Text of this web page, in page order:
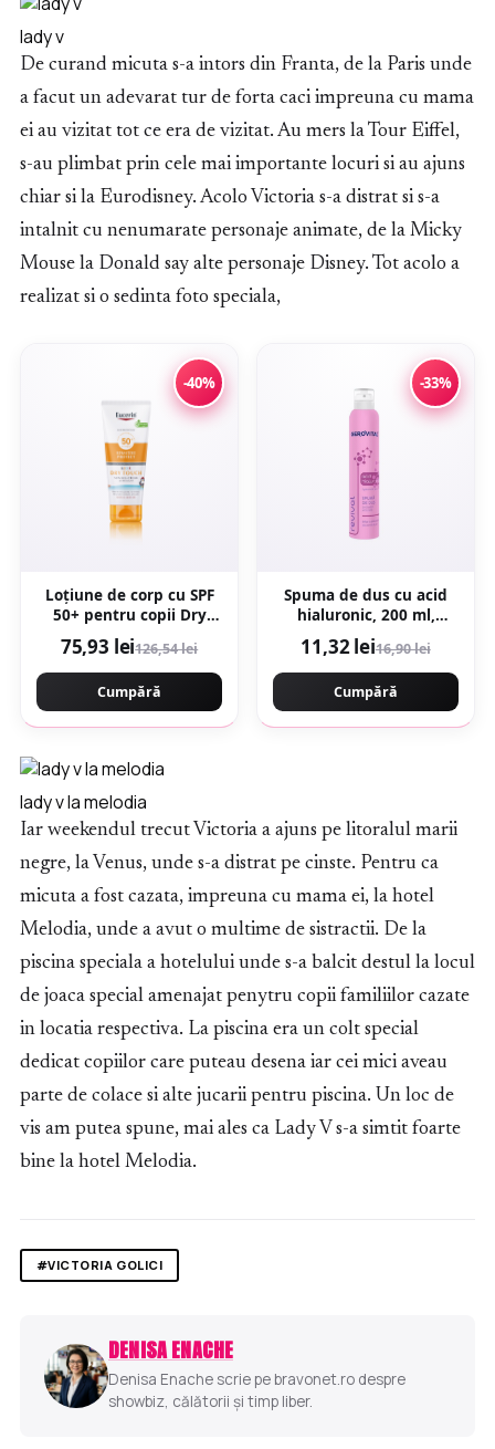
lady v
De curand micuta s-a intors din Franta, de la Paris unde
a facut un adevarat tur de forta caci impreuna cu mama
ei au vizitat tot ce era de vizitat. Au mers la Tour Eiffel,
s-au plimbat prin cele mai importante locuri si au ajuns
chiar si la Eurodisney. Acolo Victoria s-a distrat si s-a
intalnit cu nenumarate personaje animate, de la Micky
Mouse la Donald say alte personaje Disney. Tot acolo a
realizat si o sedinta foto speciala,
-40%
Loțiune de corp cu SPF
50+ pentru copii Dry
Touch, 200 ml, Eucerin
75,93 lei126,54 lei
Cumpără
-33%
Spuma de dus cu acid
hialuronic, 200 ml,
Gerovital
11,32 lei16,90 lei
Cumpără
lady v la melodia
Iar weekendul trecut Victoria a ajuns pe litoralul marii
negre, la Venus, unde s-a distrat pe cinste. Pentru ca
micuta a fost cazata, impreuna cu mama ei, la hotel
Melodia, unde a avut o multime de sistractii. De la
piscina speciala a hotelului unde s-a balcit destul la locul
de joaca special amenajat penytru copii familiilor cazate
in locatia respectiva. La piscina era un colt special
dedicat copiilor care puteau desena iar cei mici aveau
parte de colace si alte jucarii pentru piscina. Un loc de
vis am putea spune, mai ales ca Lady V s-a simtit foarte
bine la hotel Melodia.
#VICTORIA GOLICI
DENISA ENACHE
Denisa Enache scrie pe bravonet.ro despre
showbiz, călătorii și timp liber.